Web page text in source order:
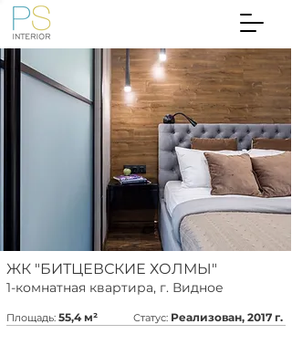
ЖК "БИТЦЕВСКИЕ ХОЛМЫ"
1-комнатная квартира, г. Видное
Площадь: 55,4м² Статус: Реализован, 2017 г.